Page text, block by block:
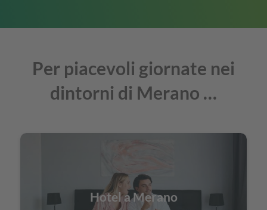
Per piacevoli giornate nei
dintorni di Merano …
Hotel a Merano